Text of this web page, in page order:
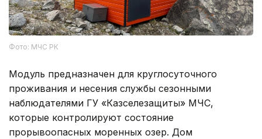
Фото: МЧС РК
Модуль предназначен для круглосуточного
проживания и несения службы сезонными
наблюдателями ГУ «Казселезащиты» МЧС,
которые контролируют состояние
прорывоопасных моренных озер. Дом